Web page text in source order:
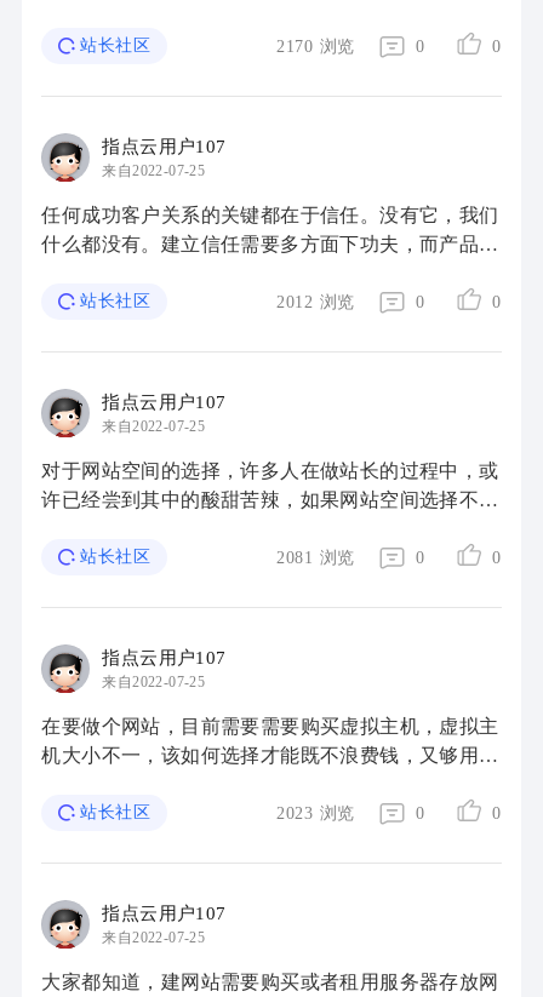
器托管商家，我们该如何选择域名注册、网站空 ...
站长社区 2170 浏览 0 0
指点云用户107
来自2022-07-25
任何成功客户关系的关键都在于信任。没有它，我们
什么都没有。建立信任需要多方面下功夫，而产品
站的问题。因为您的网站就是您品牌的网络形象， ...
站长社区 2012 浏览 0 0
指点云用户107
来自2022-07-25
对于网站空间的选择，许多人在做站长的过程中，或
许已经尝到其中的酸甜苦辣，如果网站空间选择不
失，网站主机运行不稳定，网站安全受到非常严重的
站长社区 2081 浏览 0 0
指点云用户107
来自2022-07-25
在要做个网站，目前需要需要购买虚拟主机，虚拟主
机大小不一，该如何选择才能既不浪费钱，又够用
寄存网站内容所占用的帮助器空间，需要域名绑定 ...
站长社区 2023 浏览 0 0
指点云用户107
来自2022-07-25
大家都知道，建网站需要购买或者租用服务器存放网